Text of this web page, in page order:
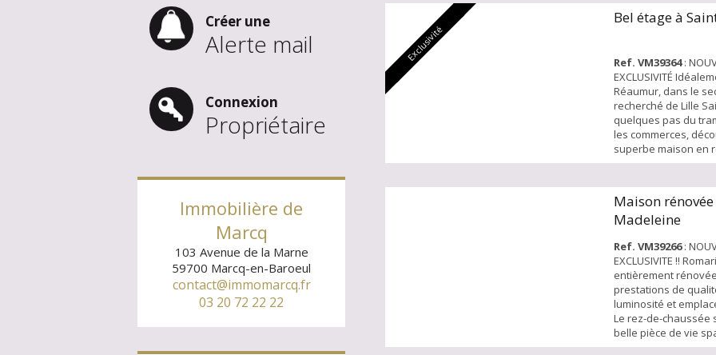
Créer une
Alerte mail
Connexion
Propriétaire
Immobilière de
Marcq
103 Avenue de la Marne
59700 Marcq-en-Baroeul
contact@immomarcq.fr
03 20 72 22 22
vitrail d’époque
séjour double, doté
Exclusivité
Bel étage à
Ref. VM39364:
EXCLUSIVITÉ
Réaumur, dans le
recherché de Lille
quelques pas du
les commerces,
superbe maison en
offrant un
séduits par un hall
WC, un chaleureux
d'une cheminée à
Maison rénovée
Madeleine
Ref. VM39266:
EXCLUSIVITE !!
entièrement
prestations de
luminosité et
Le rez-de-chaussée
belle pièce de vie
largement tournée